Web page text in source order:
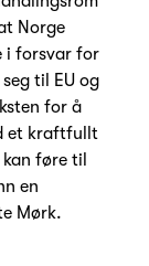
Norge
i forsvar for
til EU og
for å
et kraftfullt
føre til
en
Mørk.